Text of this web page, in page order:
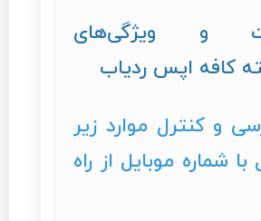
و ویژگی‌های
کافه اپس ردیاب
و کنترل موارد زیر
با شماره موبایل از راه